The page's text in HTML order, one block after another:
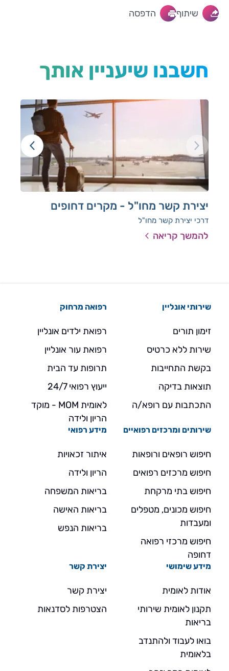
שיתוף הדפסה
חשבנו שיעניין אותך
יצירת קשר מחו"ל - מקרים דחופים
דרכי יצירת קשר מחו"ל
להמשך קריאה
שירותי אונליין
זימון תורים
שירות ללא כרטיס
בקשת התחייבות
תוצאות בדיקה
התכתבות עם רופא/ה
רפואה מרחוק
רפואת ילדים אונליין
רפואת עור אונליין
תרופות עד הבית
ייעוץ רפואי 24/7
לאומית MOM - מוקד
הריון ולידה
שירותים ומרכזים רפואיים
חיפוש רופאים ורופאות
חיפוש מרכזים רפואים
חיפוש בתי מרקחת
חיפוש מכונים, מטפלים
ומעבדות
חיפוש מרכזי רפואה
דחופה
מידע רפואי
איתור זכאויות
הריון ולידה
בריאות המשפחה
בריאות האישה
בריאות הנפש
מידע שימושי
אודות לאומית
תקנון לאומית שירותי
בריאות
בואו לעבוד ולהתנדב
בלאומית
יצירת קשר
יצירת קשר
הצטרפות לסדנאות